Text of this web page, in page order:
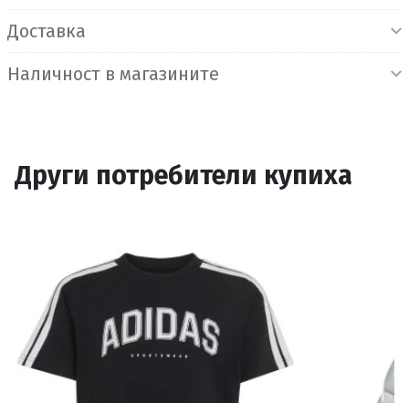
Доставка
Наличност в магазините
Други потребители купиха